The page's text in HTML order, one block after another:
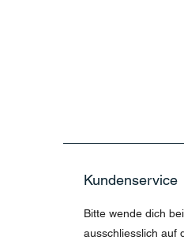
Kundenservice
Bitte wende dich
ausschliesslich auf